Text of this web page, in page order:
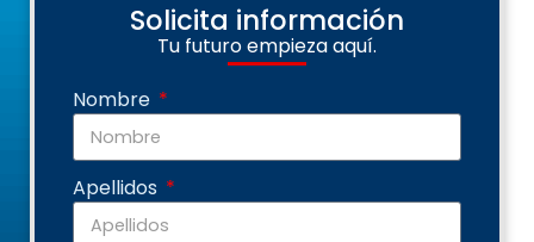
Solicita información
Tu futuro empieza aquí.
Nombre
Apellidos